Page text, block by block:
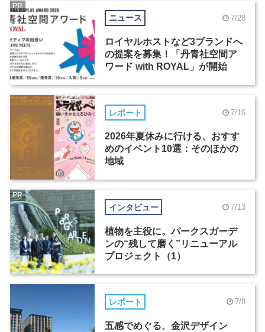
ニュース 7/28
ロイヤルホストなど3ブランドへ
の提案を募集！「丹青社空間ア
ワード with ROYAL」が開始
PR
レポート 7/16
2026年夏休みに行ける、おすす
めのイベント10選：そのほかの
地域
インタビュー 7/13
植物を主役に。パークスガーデ
ンの“残して磨く”リニューアル
プロジェクト（1）
PR
レポート 7/8
五感でめぐる、金沢デザイン